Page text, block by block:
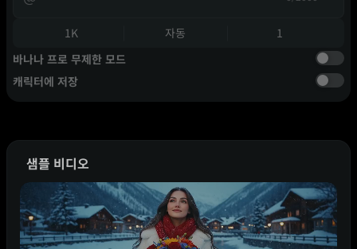
1K 자동
1
바나나 프로 무제한 모드
캐릭터에 저장
샘플 비디오